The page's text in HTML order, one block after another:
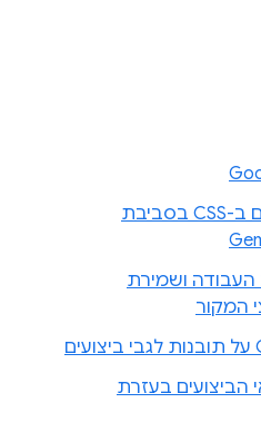
שינוי ושמירה של שינויים ב-CSS בסביבת
העבודה ושמירת
המקור
בעזרת